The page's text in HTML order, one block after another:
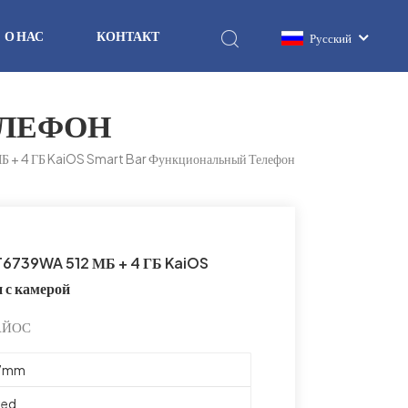
Русский
О НАС КОНТАКТ
4 ГБ KaiOS Smart Bar Функциональный Телефон
512 МБ + 4 ГБ KaiOS
камерой